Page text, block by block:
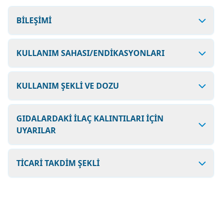
BİLEŞİMİ
KULLANIM SAHASI/ENDİKASYONLARI
KULLANIM ŞEKLİ VE DOZU
GIDALARDAKİ İLAÇ KALINTILARI İÇİN
UYARILAR
TİCARİ TAKDİM ŞEKLİ